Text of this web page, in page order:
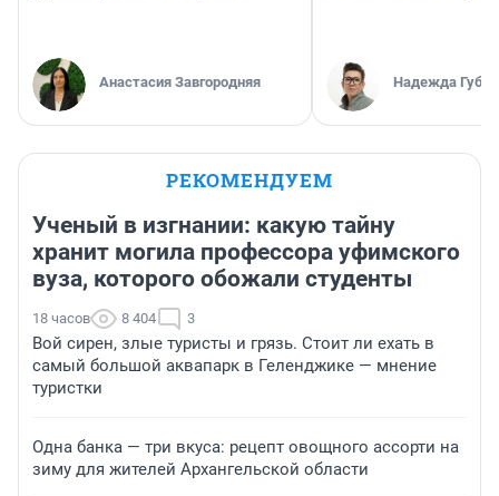
Анастасия Завгородняя Надежда
РЕКОМЕНДУЕМ
Ученый в изгнании: какую тайну
хранит могила профессора уфимского
вуза, которого обожали студенты
18 часов 8 404 3
Вой сирен, злые туристы и грязь. Стоит ли ехать в
самый большой аквапарк в Геленджике — мнение
туристки
Одна банка — три вкуса: рецепт овощного ассорти на
зиму для жителей Архангельской области